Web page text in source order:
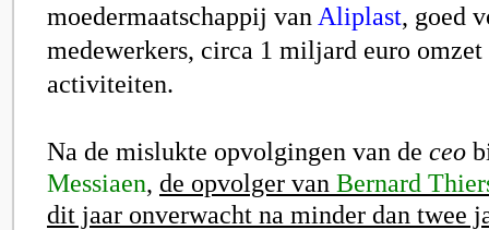
moedermaatschappij van Aliplast, goed
medewerkers, circa 1 miljard euro
activiteiten.
Na de mislukte opvolgingen van de ceo
Messiaen, de opvolger van Bernard
dit jaar onverwacht na minder dan twee